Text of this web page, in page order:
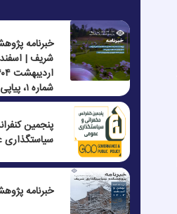
خبرنامه
شماره ۱، پیاپی ۱۴
پنجمين
سياستگذاری
خبرنامه